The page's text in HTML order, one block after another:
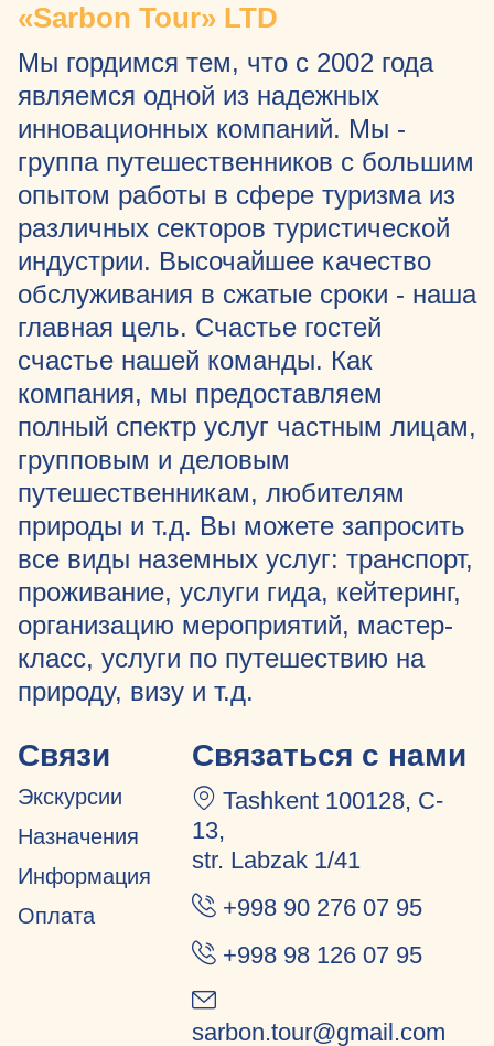
«Sarbon Tour» LTD
Мы гордимся тем, что с 2002 года
являемся одной из надежных
инновационных компаний. Мы -
группа путешественников с большим
опытом работы в сфере туризма из
различных секторов туристической
индустрии. Высочайшее качество
обслуживания в сжатые сроки - наша
главная цель. Счастье гостей
счастье нашей команды. Как
компания, мы предоставляем
полный спектр услуг частным лицам,
групповым и деловым
путешественникам, любителям
природы и т.д. Вы можете запросить
все виды наземных услуг: транспорт,
проживание, услуги гида, кейтеринг,
организацию мероприятий, мастер-
класс, услуги по путешествию на
природу, визу и т.д.
Связи
Экскурсии
Назначения
Информация
Оплата
Связаться с нами
Tashkent 100128, C-
13,
str. Labzak 1/41
+998 90 276 07 95
+998 98 126 07 95
sarbon.tour@gmail.com